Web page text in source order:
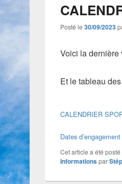
Posté le 30/09/2023
Voici la dernière
Et le tableau
CALENDRIER
Dates
Cet article a été
Informationspar